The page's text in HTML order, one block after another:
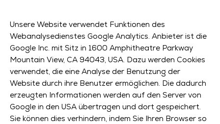
Unsere Website verwendet Funktionen des
Webanalysedienstes Google Analytics. Anbieter ist die
Google Inc. mit Sitz in 1600 Amphitheatre Parkway
Mountain View, CA 94043, USA. Dazu werden Cookies
verwendet, die eine Analyse der Benutzung der
Website durch ihre Benutzer ermöglichen. Die dadurch
erzeugten Informationen werden auf den Server von
Google in den USA übertragen und dort gespeichert.
Sie können dies verhindern, indem Sie Ihren Browser so